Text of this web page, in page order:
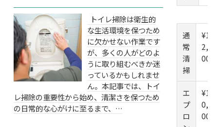
トイレ掃除は衛生的
な生活環境を保つため
に欠かせない作業です
が、多くの人がどのよ
うに取り組むべきか迷
っているかもしれませ
ん。本記事では、トイ
レ掃除の重要性から始め、清潔さを保つため
の日常的な心がけに至るまで、…
通
常
清
掃
¥1
2,0
00
エ
プ
ロ
¥1
0,0
00